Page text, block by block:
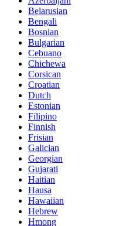
Belarusian
Bengali
Bosnian
Bulgarian
Cebuano
Chichewa
Corsican
Croatian
Dutch
Estonian
Filipino
Finnish
Frisian
Galician
Georgian
Gujarati
Haitian
Hausa
Hawaiian
Hebrew
Hmong